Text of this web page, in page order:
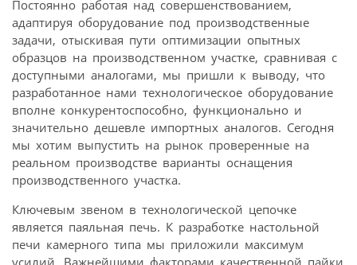
Постоянно работая над совершенствованием,
адаптируя оборудование под производственные
задачи, отыскивая пути оптимизации опытных
образцов на производственном участке, сравнивая с
доступными аналогами, мы пришли к выводу, что
разработанное нами технологическое оборудование
вполне конкурентоспособно, функционально и
значительно дешевле импортных аналогов. Сегодня
мы хотим выпустить на рынок проверенные на
реальном производстве варианты оснащения
производственного участка.
Ключевым звеном в технологической цепочке
является паяльная печь. К разработке настольной
печи камерного типа мы приложили максимум
усилий. Важнейшими факторами качественной пайки